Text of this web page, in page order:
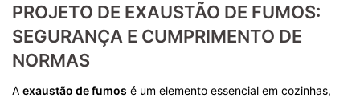
PROJETO DE EXAUSTÃO DE FUMOS:
SEGURANÇA E CUMPRIMENTO DE
NORMAS
A exaustão de fumos é um elemento essencial em cozinhas,